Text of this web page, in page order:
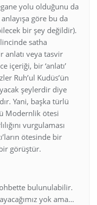
yolu olduğunu da
göre bu da
bir şey değildir).
satha
anlatı veya tasvir
içeriği, bir ‘anlatı’
Ruh’ul Kudüs’ün
şeylerdir diye
Yani, başka türlü
Modernlik ötesi
vurgulaması
ötesinde bir
görüştür.
bulunulabilir.
yok ama…